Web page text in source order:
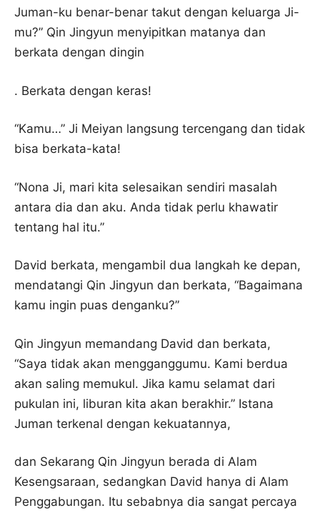
Juman-ku benar-benar takut dengan keluarga Ji-
mu?” Qin Jingyun menyipitkan matanya dan
berkata dengan dingin
. Berkata dengan keras!
“Kamu…” Ji Meiyan langsung tercengang dan tidak
bisa berkata-kata!
“Nona Ji, mari kita selesaikan sendiri masalah
antara dia dan aku. Anda tidak perlu khawatir
tentang hal itu.”
David berkata, mengambil dua langkah ke depan,
mendatangi Qin Jingyun dan berkata, “Bagaimana
kamu ingin puas denganku?”
Qin Jingyun memandang David dan berkata,
“Saya tidak akan mengganggumu. Kami berdua
akan saling memukul. Jika kamu selamat dari
pukulan ini, liburan kita akan berakhir.” Istana
Juman terkenal dengan kekuatannya,
dan Sekarang Qin Jingyun berada di Alam
Kesengsaraan, sedangkan David hanya di Alam
Penggabungan. Itu sebabnya dia sangat percaya